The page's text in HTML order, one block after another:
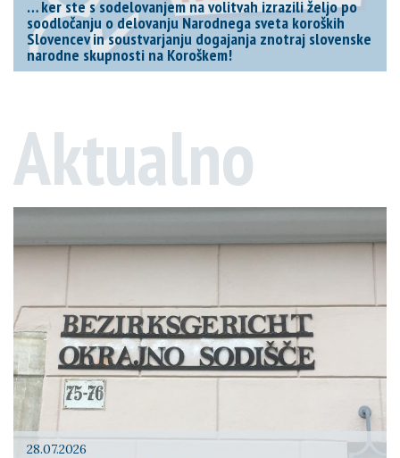
… ker ste s sodelovanjem na volitvah izrazili željo po
soodločanju o delovanju Narodnega sveta koroških
Slovencev in soustvarjanju dogajanja znotraj slovenske
narodne skupnosti na Koroškem!
Aktualno
28.07.2026